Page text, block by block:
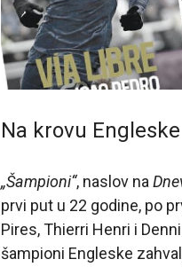
Na krovu Engleske
„Šampioni“, naslov na
prvi put u 22 godine, po
Pires, Thierri Henri i
šampioni Engleske